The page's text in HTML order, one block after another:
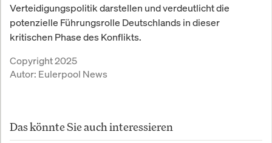
Verteidigungspolitik darstellen und verdeutlicht die
potenzielle Führungsrolle Deutschlands in dieser
kritischen Phase des Konflikts.
Copyright 2025
Autor: Eulerpool News
Das könnte Sie auch interessieren